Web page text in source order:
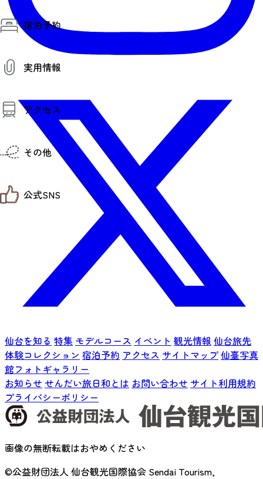
季節のイベント
プロスポーツチーム・プロオーケストラ
仙台の銘品
仙台夜時間
宿泊施設
仙台観光マップ
仙台旅先体験コレクション
体験プログラム検索（予約）
体験事業者からのお知らせ
体験トピックス
体験事業者
宿泊予約
宿泊予約
実用情報
観光案内
お役立ち情報
観光アプリ
仙台観光マップ
アクセス
仙台までの経路検索
市内の交通情報
お得なチケット
その他
お問い合わせ
せんだい旅日和とは
サイト利用規約
プライバシーポリシー
サイトマップ
仙臺写真館フォトギャラリー
公式SNS
せんだい旅日和 X
せんだい旅日和 Instagram
せんだい旅日和 Facebook
仙台旅先体験コレクション Facebook
仙台旅先体験コレクション Instagaram
仙台を知る 特集 モデルコース イベント 観光情報 仙台旅先
体験コレクション 宿泊予約 アクセス サイトマップ仙臺写真
館フォトギャラリー
お知らせ せんだい旅日和とは お問い合わせ サイト利用規約
プライバシーポリシー
画像の無断転載はおやめください
©公益財団法人 仙台観光国際協会 Sendai Tourism,